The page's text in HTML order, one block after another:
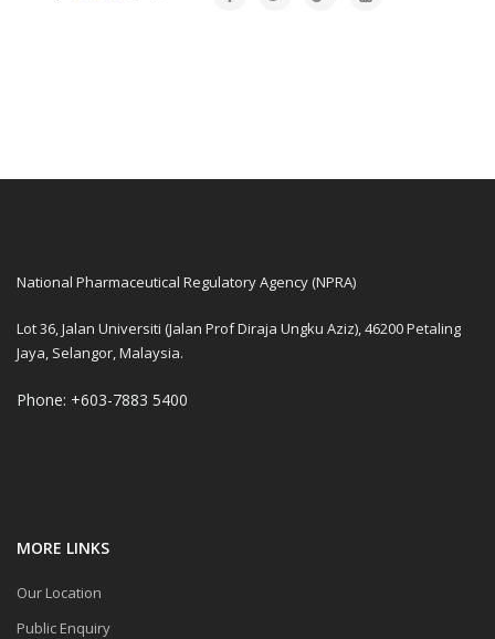
National Pharmaceutical Regulatory Agency (NPRA)
Lot 36, Jalan Universiti (Jalan Prof Diraja Ungku Aziz), 46200 Petaling
Jaya, Selangor, Malaysia.
Phone: +603-7883 5400
MORE LINKS
Our Location
Public Enquiry